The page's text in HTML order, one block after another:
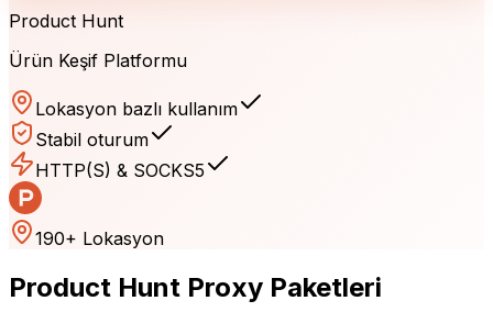
Product Hunt
Ürün Keşif Platformu
Lokasyon bazlı kullanım
Stabil oturum
HTTP(S) & SOCKS5
190+ Lokasyon
Product Hunt Proxy Paketleri